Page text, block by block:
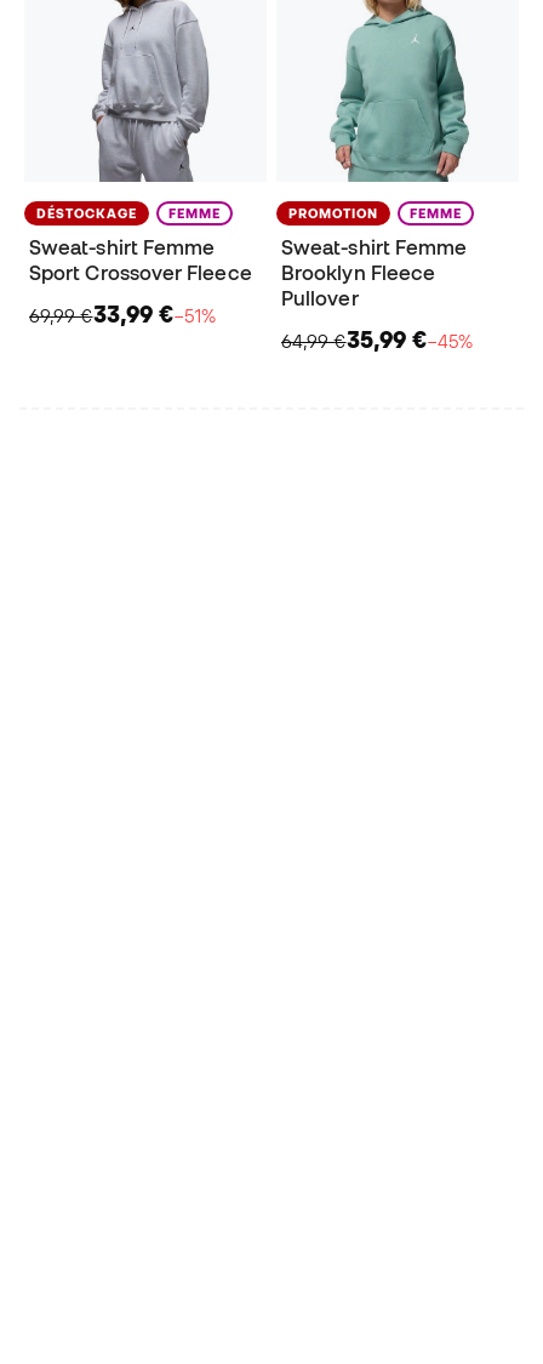
DÉSTOCKAGE FEMME
Sweat-shirt Femme
Sport Crossover Fleece
69,99 €33,99 €−51%
PROMOTION FEMME
Sweat-shirt Femme
Brooklyn Fleece
Pullover
64,99 €35,99 €−45%